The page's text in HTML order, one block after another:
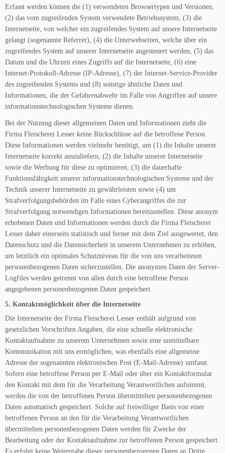
Erfasst werden können die (1) verwendeten Browsertypen und Versionen,
(2) das vom zugreifenden System verwendete Betriebssystem, (3) die
Internetseite, von welcher ein zugreifendes System auf unsere Internetseite
gelangt (sogenannte Referrer), (4) die Unterwebseiten, welche über ein
zugreifendes System auf unserer Internetseite angesteuert werden, (5) das
Datum und die Uhrzeit eines Zugriffs auf die Internetseite, (6) eine
Internet-Protokoll-Adresse (IP-Adresse), (7) der Internet-Service-Provider
des zugreifenden Systems und (8) sonstige ähnliche Daten und
Informationen, die der Gefahrenabwehr im Falle von Angriffen auf unsere
informationstechnologischen Systeme dienen.
Bei der Nutzung dieser allgemeinen Daten und Informationen zieht die
Firma Fleischerei Lesser keine Rückschlüsse auf die betroffene Person.
Diese Informationen werden vielmehr benötigt, um (1) die Inhalte unserer
Internetseite korrekt auszuliefern, (2) die Inhalte unserer Internetseite
sowie die Werbung für diese zu optimieren, (3) die dauerhafte
Funktionsfähigkeit unserer informationstechnologischen Systeme und der
Technik unserer Internetseite zu gewährleisten sowie (4) um
Strafverfolgungsbehörden im Falle eines Cyberangriffes die zur
Strafverfolgung notwendigen Informationen bereitzustellen. Diese anonym
erhobenen Daten und Informationen werden durch die Firma Fleischerei
Lesser daher einerseits statistisch und ferner mit dem Ziel ausgewertet, den
Datenschutz und die Datensicherheit in unserem Unternehmen zu erhöhen,
um letztlich ein optimales Schutzniveau für die von uns verarbeiteten
personenbezogenen Daten sicherzustellen. Die anonymen Daten der Server-
Logfiles werden getrennt von allen durch eine betroffene Person
angegebenen personenbezogenen Daten gespeichert.
5. Kontaktmöglichkeit über die Internetseite
Die Internetseite der Firma Fleischerei Lesser enthält aufgrund von
gesetzlichen Vorschriften Angaben, die eine schnelle elektronische
Kontaktaufnahme zu unserem Unternehmen sowie eine unmittelbare
Kommunikation mit uns ermöglichen, was ebenfalls eine allgemeine
Adresse der sogenannten elektronischen Post (E-Mail-Adresse) umfasst.
Sofern eine betroffene Person per E-Mail oder über ein Kontaktformular
den Kontakt mit dem für die Verarbeitung Verantwortlichen aufnimmt,
werden die von der betroffenen Person übermittelten personenbezogenen
Daten automatisch gespeichert. Solche auf freiwilliger Basis von einer
betroffenen Person an den für die Verarbeitung Verantwortlichen
übermittelten personenbezogenen Daten werden für Zwecke der
Bearbeitung oder der Kontaktaufnahme zur betroffenen Person gespeichert.
Es erfolgt keine Weitergabe dieser personenbezogenen Daten an Dritte.